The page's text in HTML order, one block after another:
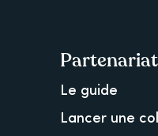
Partenariat
Le guide
Lancer une